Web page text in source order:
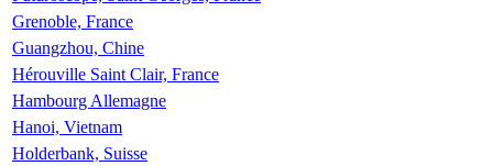
Grenoble, France
Guangzhou, Chine
Hérouville Saint Clair, France
Hambourg Allemagne
Hanoi, Vietnam
Holderbank, Suisse